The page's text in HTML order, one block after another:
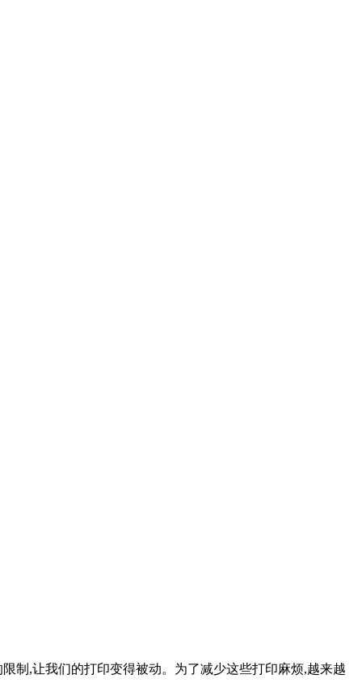
制,让我们的打印变得被动。为了减少这些打印麻烦,越来越